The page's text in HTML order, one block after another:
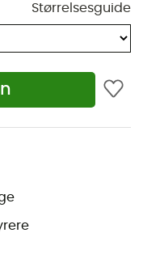
Størrelsesguide
vil denne
øget beskyttelse
nedkørsler.